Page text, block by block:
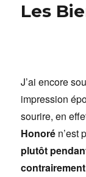
Les
J’ai encore
impression
sourire, en
Honoré n’est
plutôt